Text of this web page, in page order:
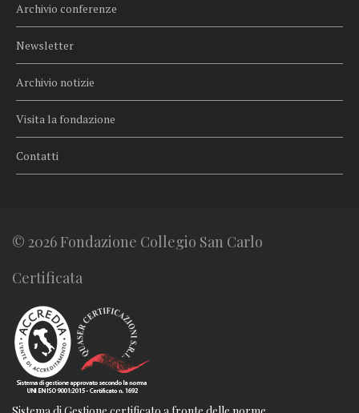
Archivio conferenze
Newsletter
Archivio notizie
Visita la fondazione
Contatti
© 2026 Fondazione Collegio San Carlo
Certificata